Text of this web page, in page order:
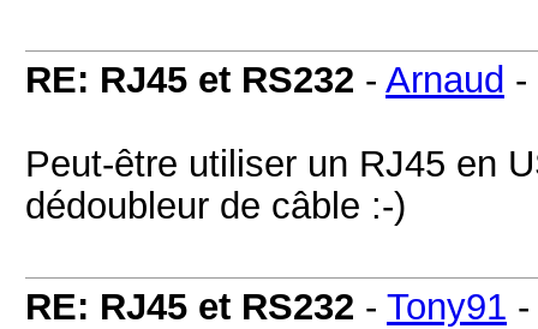
RE: RJ45 et RS232 - Arnaud -
Peut-être utiliser un RJ45 en
dédoubleur de câble :-)
RE: RJ45 et RS232 - Tony91